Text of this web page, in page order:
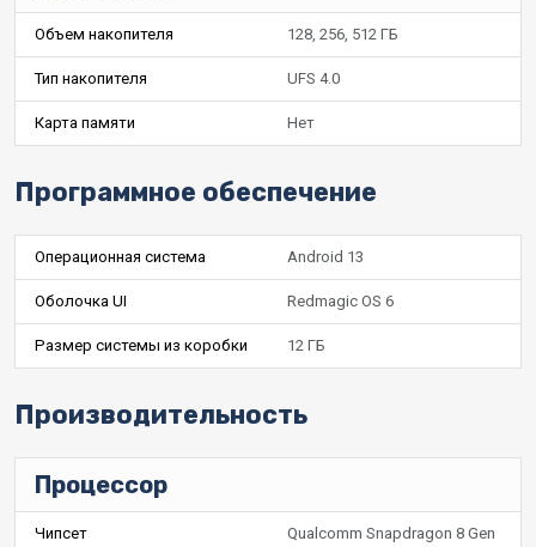
Объем накопителя 128, 256, 512 ГБ
Тип накопителя UFS 4.0
Карта памяти Нет
Программное обеспечение
Операционная система Android 13
Оболочка UI Redmagic OS 6
Размер системы из коробки 12 ГБ
Производительность
Процессор
Чипсет
Qualcomm Snapdragon 8 Gen